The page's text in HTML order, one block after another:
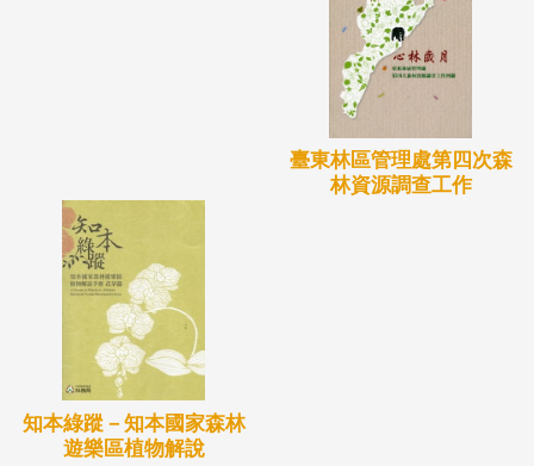
臺東林區管理處第四次森
林資源調查工作
知本綠蹤－知本國家森林
遊樂區植物解說